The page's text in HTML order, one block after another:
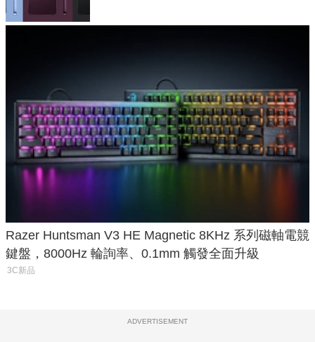
Razer Huntsman V3 HE Magnetic 8KHz 系列磁軸電競
鍵盤，8000Hz 輪詢率、0.1mm 觸發全面升級
3C新品
ADVERTISEMENT